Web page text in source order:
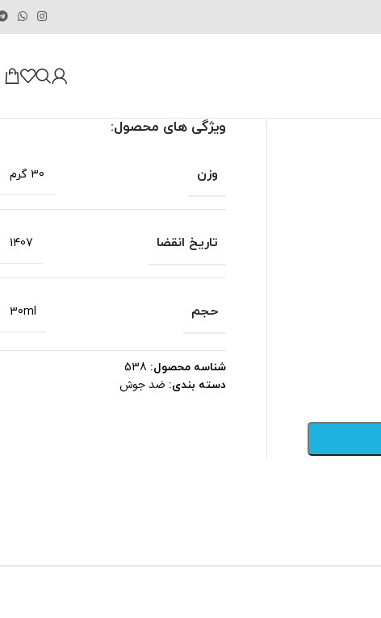
ویژگی های محصول:
وزن 30 گرم
تاریخ انقضا 1407
حجم 30ml
شناسه محصول: 538
دسته بندی: ضد جوش